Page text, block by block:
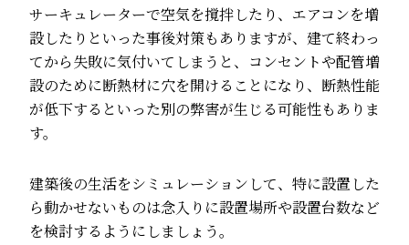
サーキュレーターで空気を撹拌したり、エアコンを増
設したりといった事後対策もありますが、建て終わっ
てから失敗に気付いてしまうと、コンセントや配管増
設のために断熱材に穴を開けることになり、断熱性能
が低下するといった別の弊害が生じる可能性もありま
す。
建築後の生活をシミュレーションして、特に設置した
ら動かせないものは念入りに設置場所や設置台数など
を検討するようにしましょう。